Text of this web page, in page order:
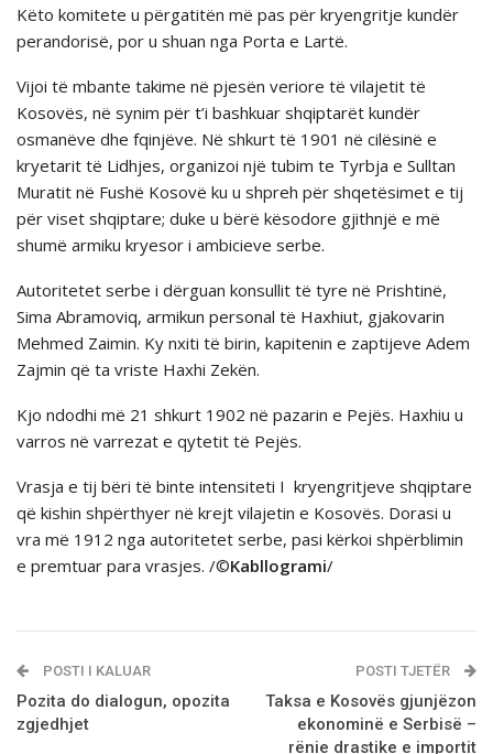
Këto komitete u përgatitën më pas për kryengritje kundër
perandorisë, por u shuan nga Porta e Lartë.
Vijoi të mbante takime në pjesën veriore të vilajetit të
Kosovës, në synim për t’i bashkuar shqiptarët kundër
osmanëve dhe fqinjëve. Në shkurt të 1901 në cilësinë e
kryetarit të Lidhjes, organizoi një tubim te Tyrbja e Sulltan
Muratit në Fushë Kosovë ku u shpreh për shqetësimet e tij
për viset shqiptare; duke u bërë kësodore gjithnjë e më
shumë armiku kryesor i ambicieve serbe.
Autoritetet serbe i dërguan konsullit të tyre në Prishtinë,
Sima Abramoviq, armikun personal të Haxhiut, gjakovarin
Mehmed Zaimin. Ky nxiti të birin, kapitenin e zaptijeve Adem
Zajmin që ta vriste Haxhi Zekën.
Kjo ndodhi më 21 shkurt 1902 në pazarin e Pejës. Haxhiu u
varros në varrezat e qytetit të Pejës.
Vrasja e tij bëri të binte intensiteti I kryengritjeve shqiptare
që kishin shpërthyer në krejt vilajetin e Kosovës. Dorasi u
vra më 1912 nga autoritetet serbe, pasi kërkoi shpërblimin
e premtuar para vrasjes. /©Kabllogrami/
POSTI I KALUAR
Pozita do dialogun, opozita
zgjedhjet
POSTI TJETËR
Taksa e Kosovës gjunjëzon
ekonominë e Serbisë –
rënie drastike e importit